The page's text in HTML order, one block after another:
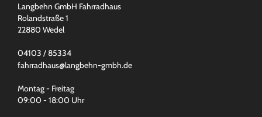
Langbehn GmbH Fahrradhaus
Rolandstraße 1
22880 Wedel
04103 / 85334
fahrradhaus@langbehn-gmbh.de
Montag - Freitag
09:00 - 18:00 Uhr